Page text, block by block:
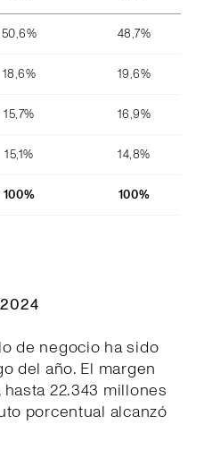
50,6% 48,7%
18,6% 19,6%
15,7% 16,9%
15,1% 14,8%
100% 100%
de negocio ha sido
del año. El margen
22.343 millones
porcentual alcanzó